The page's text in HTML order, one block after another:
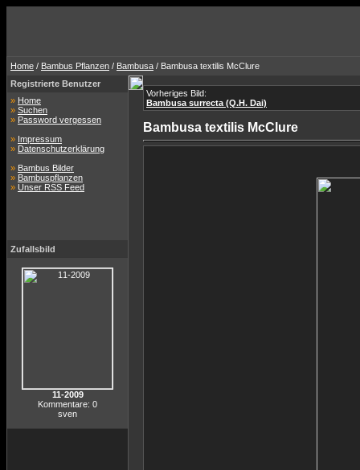
Home / Bambus Pflanzen / Bambusa / Bambusa textilis McClure
Registrierte Benutzer
» Home
» Suchen
» Password vergessen
» Impressum
» Datenschutzerklärung
» Bambus Bilder
» Bambuspflanzen
» Unser RSS Feed
Zufallsbild
11-2009
Kommentare: 0
sven
Vorheriges Bild:
Bambusa surrecta (Q.H. Dai)
Bambusa textilis McClure